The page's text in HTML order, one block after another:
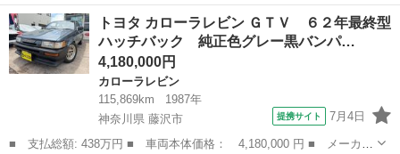
ー名： トヨタ ■ 車種名： カローラレビン ■ グレード名： Ｇ
Ｔ ＡＰＥＸ ５ＭＴ ２人乗り パワステ 社外１５ＡＷ ■ 排気
量： ...
埼玉 草加市 カローラレビン
トヨタ カローラレビン ＧＴＶ ６２年最終型
ハッチバック 純正色グレー黒バンパ…
4,180,000円
カローラレビン
115,869km
1987年
神奈川県 藤沢市
提携サイト 7月4日
■ 支払総額: 438万円 ■ 車両本体価格： 4,180,000 円 ■ メーカー